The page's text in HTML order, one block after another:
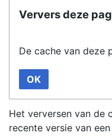
Ververs deze
De cache van deze
OK
Het verversen van de
recente versie van